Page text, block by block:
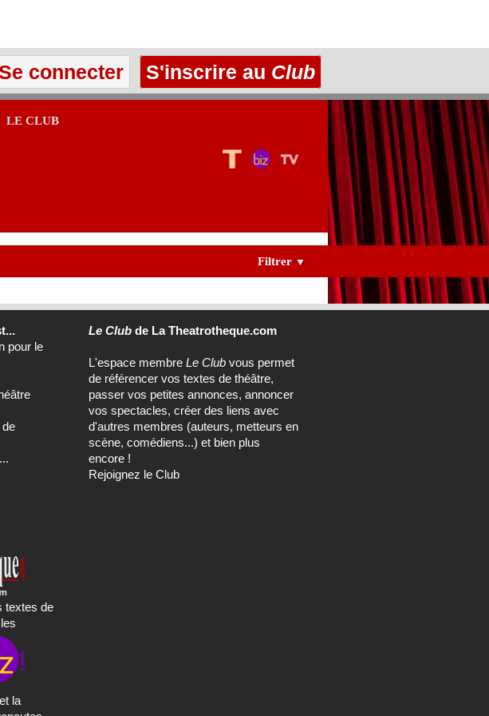
connecter S'inscrire au Club
LE CLUB
Filtrer ▼
pour le
de
textes de
la
Le Club de La Theatrotheque.com
L'espace membreLe Club vous permet
de référencer vos textes de théâtre,
passer vos petites annonces, annoncer
vos spectacles, créer des liens avec
d'autres membres (auteurs, metteurs en
scène, comédiens...) et bien plus
encore !
Rejoignez le Club